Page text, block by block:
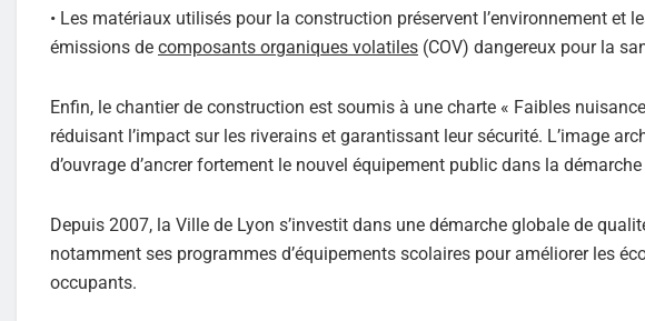
• Les matériaux utilisés pour la construction préservent l’environnement et
émissions de composants organiques volatiles (COV) dangereux pour la
Enfin, le chantier de construction est soumis à une charte « Faibles
réduisant l’impact sur les riverains et garantissant leur sécurité. L’image
d’ouvrage d’ancrer fortement le nouvel équipement public dans la
Depuis 2007, la Ville de Lyon s’investit dans une démarche globale de
notamment ses programmes d’équipements scolaires pour améliorer les
occupants.